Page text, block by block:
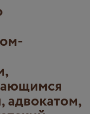
адвокатом,